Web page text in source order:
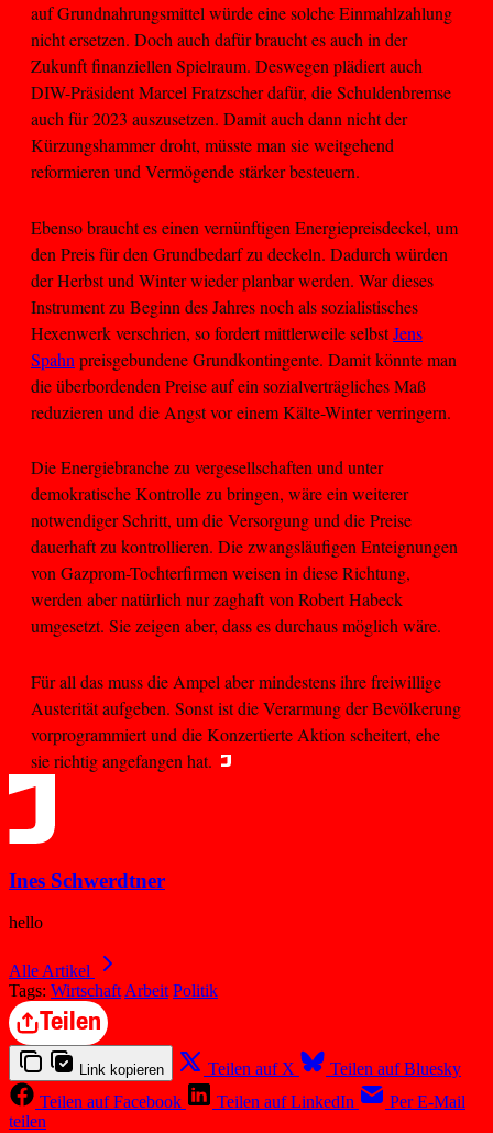
auf Grundnahrungsmittel würde eine solche Einmahlzahlung
nicht ersetzen. Doch auch dafür braucht es auch in der
Zukunft finanziellen Spielraum. Deswegen plädiert auch
DIW-Präsident Marcel Fratzscher dafür, die Schuldenbremse
auch für 2023 auszusetzen. Damit auch dann nicht der
Kürzungshammer droht, müsste man sie weitgehend
reformieren und Vermögende stärker besteuern.
Ebenso braucht es einen vernünftigen Energiepreisdeckel, um
den Preis für den Grundbedarf zu deckeln. Dadurch würden
der Herbst und Winter wieder planbar werden. War dieses
Instrument zu Beginn des Jahres noch als sozialistisches
Hexenwerk verschrien, so fordert mittlerweile selbstJens
Spahn preisgebundene Grundkontingente. Damit könnte man
die überbordenden Preise auf ein sozialverträgliches Maß
reduzieren und die Angst vor einem Kälte-Winter verringern.
Die Energiebranche zu vergesellschaften und unter
demokratische Kontrolle zu bringen, wäre ein weiterer
notwendiger Schritt, um die Versorgung und die Preise
dauerhaft zu kontrollieren. Die zwangsläufigen Enteignungen
von Gazprom-Tochterfirmen weisen in diese Richtung,
werden aber natürlich nur zaghaft von Robert Habeck
umgesetzt. Sie zeigen aber, dass es durchaus möglich wäre.
Für all das muss die Ampel aber mindestens ihre freiwillige
Austerität aufgeben. Sonst ist die Verarmung der Bevölkerung
vorprogrammiert und die Konzertierte Aktion scheitert, ehe
sie richtig angefangen hat.
Ines Schwerdtner
hello
Alle Artikel
Tags: Wirtschaft Arbeit Politik
Teilen
Link kopieren Teilen auf X
Teilen auf Bluesky
Teilen auf Facebook
Teilen auf LinkedIn
Per E-Mail
teilen